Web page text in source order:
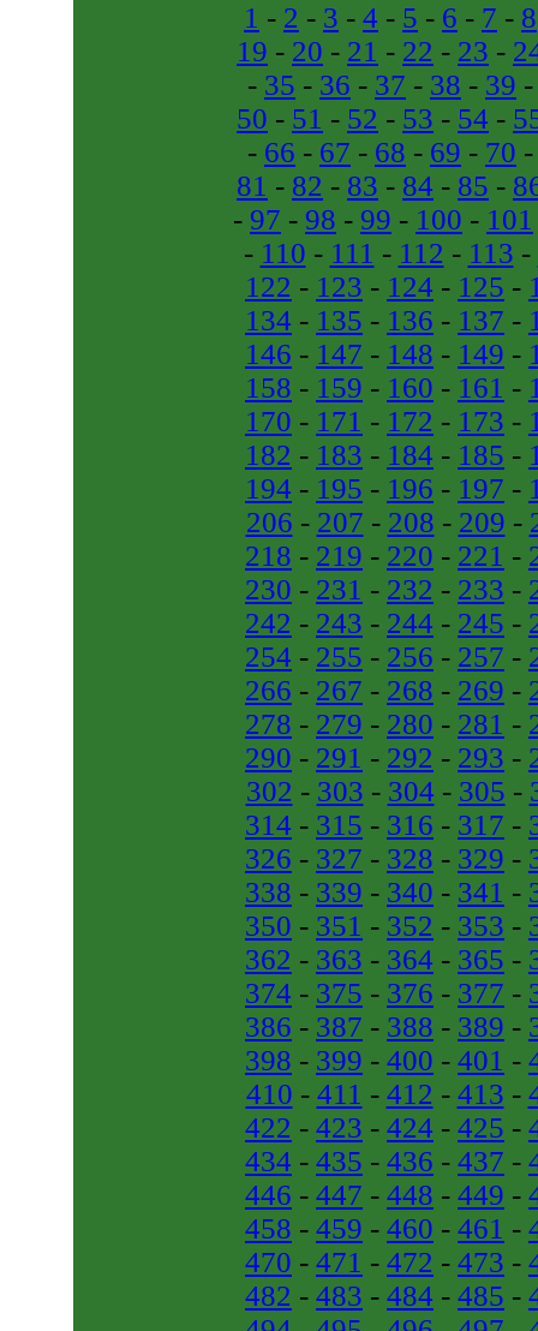
1 - 2 - 3 - 4 - 5 - 6 - 7 - 8
19 - 20 - 21 - 22 - 23 -
- 35 - 36 - 37 - 38 - 39
50 - 51 - 52 - 53 - 54 -
- 66 - 67 - 68 - 69 - 70
81 - 82 - 83 - 84 - 85 -
- 97 - 98 - 99 - 100 - 101
- 110 - 111 - 112 - 113 -
122 - 123 - 124 - 125 -
134 - 135 - 136 - 137 -
146 - 147 - 148 - 149 -
158 - 159 - 160 - 161 -
170 - 171 - 172 - 173 -
182 - 183 - 184 - 185 -
194 - 195 - 196 - 197 -
206 - 207 - 208 - 209 -
218 - 219 - 220 - 221 -
230 - 231 - 232 - 233 -
242 - 243 - 244 - 245 -
254 - 255 - 256 - 257 -
266 - 267 - 268 - 269 -
278 - 279 - 280 - 281 -
290 - 291 - 292 - 293 -
302 - 303 - 304 - 305 -
314 - 315 - 316 - 317 -
326 - 327 - 328 - 329 -
338 - 339 - 340 - 341 -
350 - 351 - 352 - 353 -
362 - 363 - 364 - 365 -
374 - 375 - 376 - 377 -
386 - 387 - 388 - 389 -
398 - 399 - 400 - 401 -
410 - 411 - 412 - 413 -
422 - 423 - 424 - 425 -
434 - 435 - 436 - 437 -
446 - 447 - 448 - 449 -
458 - 459 - 460 - 461 -
470 - 471 - 472 - 473 -
482 - 483 - 484 - 485 -